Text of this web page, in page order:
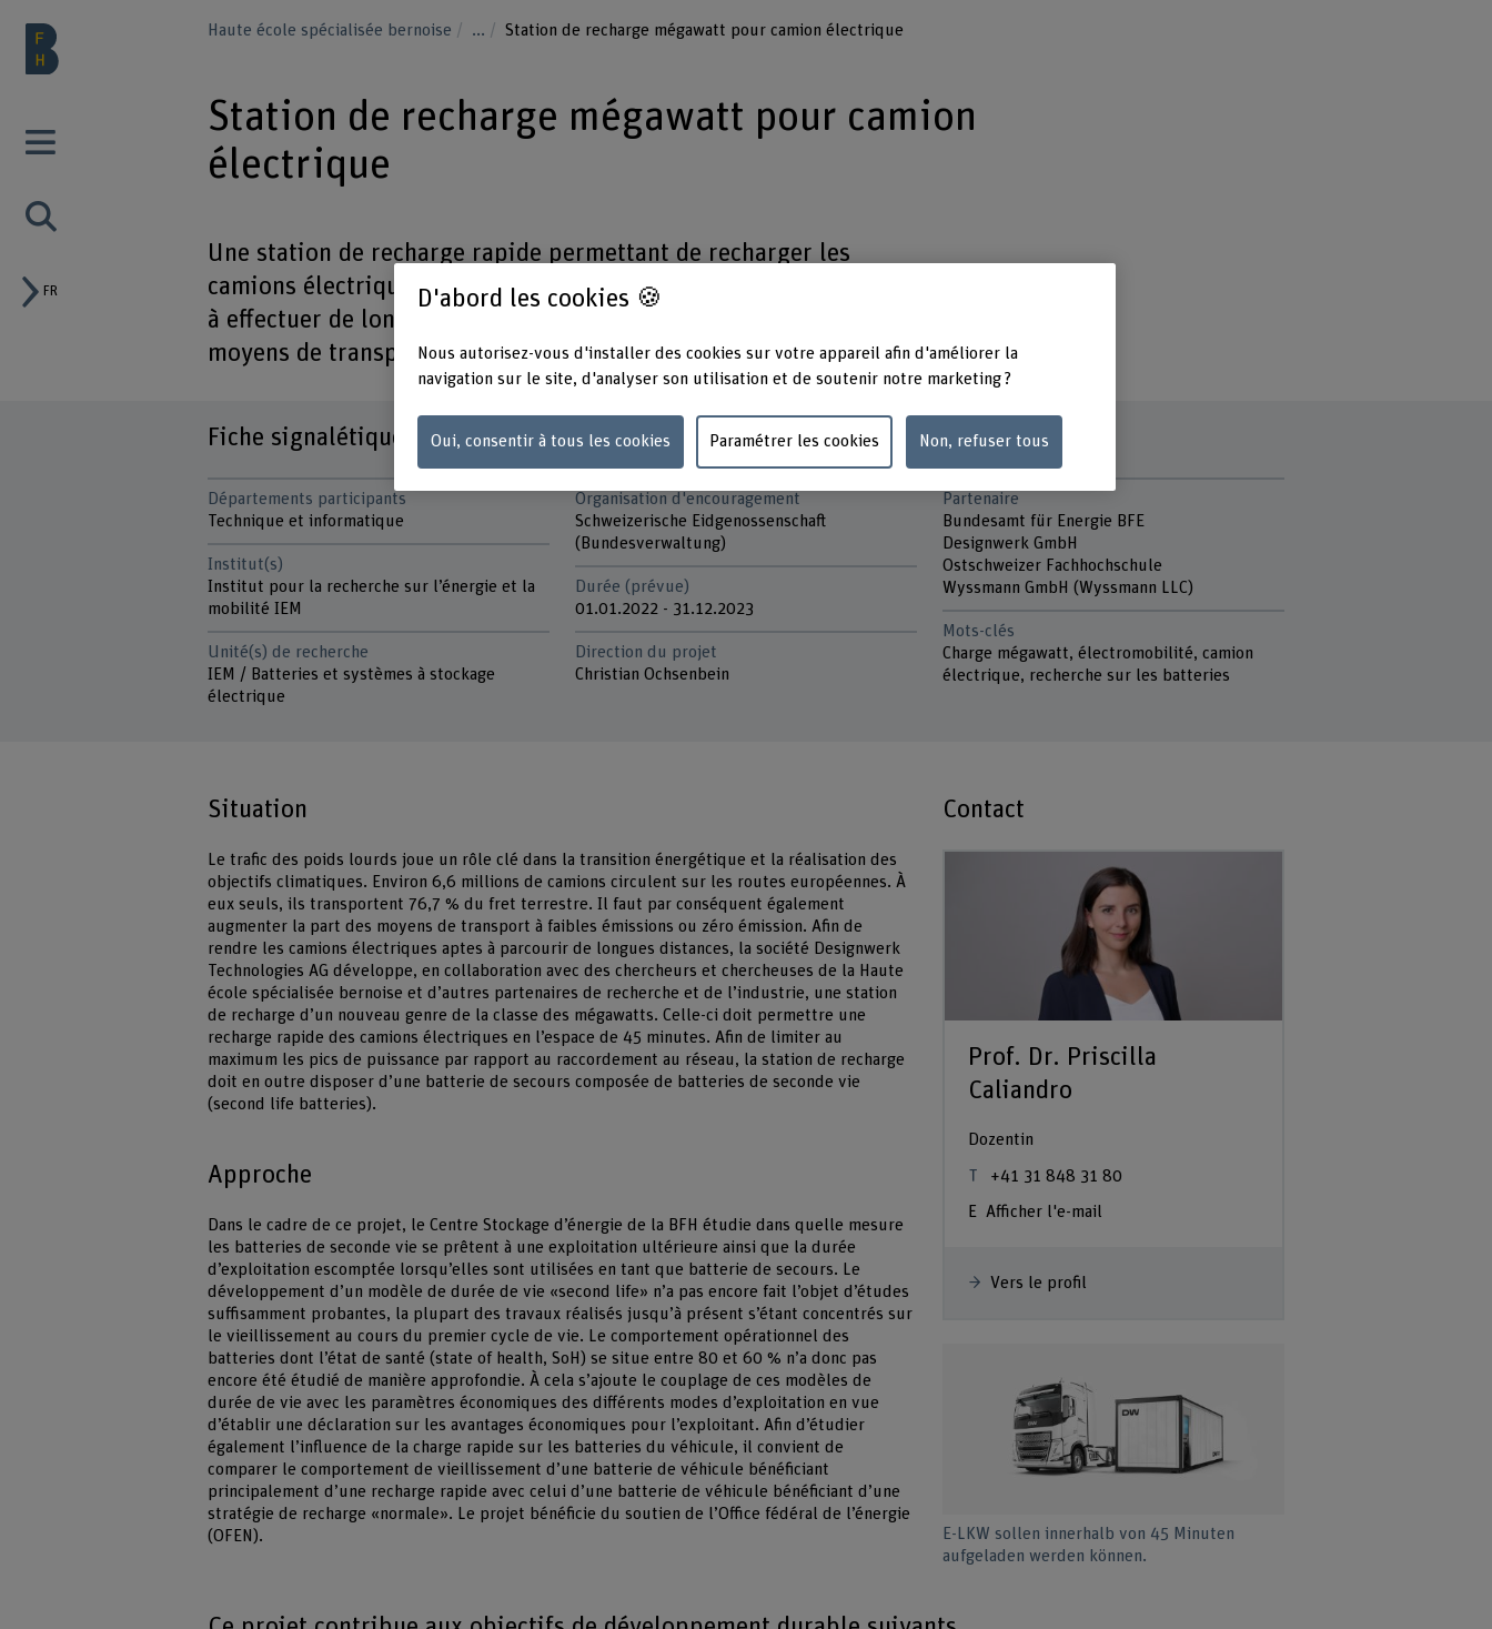
FR
Haute école spécialisée bernoise ... Station de recharge mégawatt pour camion électrique
Station de recharge mégawatt pour camion
électrique
Une station de recharge rapide permettant de recharger les
camions électriques en 45 minutes doit rendre les véhicules aptes
à effectuer de longs trajets. L’objectif est d’augmenter la part des
moyens de transport à faibles émissions.
Fiche signalétique
Départements participants
Technique et informatique
Institut(s)
Institut pour la recherche sur l’énergie et la
mobilité IEM
Unité(s) de recherche
IEM / Batteries et systèmes à stockage
électrique
Organisation d'encouragement
Schweizerische Eidgenossenschaft
(Bundesverwaltung)
Durée (prévue)
01.01.2022 - 31.12.2023
Direction du projet
Christian Ochsenbein
Partenaire
Bundesamt für Energie BFE
Designwerk GmbH
Ostschweizer Fachhochschule
Wyssmann GmbH (Wyssmann LLC)
Mots-clés
Charge mégawatt, électromobilité, camion
électrique, recherche sur les batteries
Situation
Le trafic des poids lourds joue un rôle clé dans la transition énergétique et la réalisation des
objectifs climatiques. Environ 6,6 millions de camions circulent sur les routes européennes. À
eux seuls, ils transportent 76,7 % du fret terrestre. Il faut par conséquent également
augmenter la part des moyens de transport à faibles émissions ou zéro émission. Afin de
rendre les camions électriques aptes à parcourir de longues distances, la société Designwerk
Technologies AG développe, en collaboration avec des chercheurs et chercheuses de la Haute
école spécialisée bernoise et d’autres partenaires de recherche et de l’industrie, une station
de recharge d’un nouveau genre de la classe des mégawatts. Celle-ci doit permettre une
recharge rapide des camions électriques en l’espace de 45 minutes. Afin de limiter au
maximum les pics de puissance par rapport au raccordement au réseau, la station de recharge
doit en outre disposer d’une batterie de secours composée de batteries de seconde vie
(second life batteries).
Approche
Dans le cadre de ce projet, le Centre Stockage d’énergie de la BFH étudie dans quelle mesure
les batteries de seconde vie se prêtent à une exploitation ultérieure ainsi que la durée
d’exploitation escomptée lorsqu’elles sont utilisées en tant que batterie de secours. Le
développement d’un modèle de durée de vie «second life» n’a pas encore fait l’objet d’études
suffisamment probantes, la plupart des travaux réalisés jusqu’à présent s’étant concentrés sur
le vieillissement au cours du premier cycle de vie. Le comportement opérationnel des
batteries dont l’état de santé (state of health, SoH) se situe entre 80 et 60 % n’a donc pas
encore été étudié de manière approfondie. À cela s’ajoute le couplage de ces modèles de
durée de vie avec les paramètres économiques des différents modes d’exploitation en vue
d’établir une déclaration sur les avantages économiques pour l’exploitant. Afin d’étudier
également l’influence de la charge rapide sur les batteries du véhicule, il convient de
comparer le comportement de vieillissement d’une batterie de véhicule bénéficiant
principalement d’une recharge rapide avec celui d’une batterie de véhicule bénéficiant d’une
stratégie de recharge «normale». Le projet bénéficie du soutien de l’Office fédéral de l’énergie
(OFEN).
Contact
Prof. Dr. Priscilla
Caliandro
Dozentin
+41 31 848 31 80
Afficher l'e-mail
Vers le profil
E-LKW sollen innerhalb von 45 Minuten
aufgeladen werden können.
D'abord les cookies 🍪
Nous autorisez-vous d'installer des cookies sur votre appareil afin d'améliorer la
navigation sur le site, d'analyser son utilisation et de soutenir notre marketing ?
Oui, consentir à tous les cookies Paramétrer les cookies Non, refuser tous